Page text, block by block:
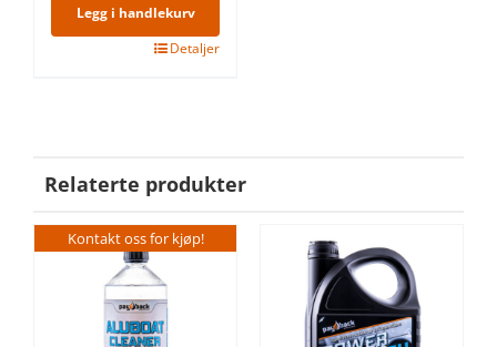
Legg i handlekurv
Detaljer
Relaterte produkter
Kontakt oss for kjøp!